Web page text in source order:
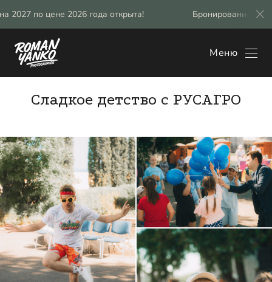
года открыта! Бронирование свадебных
Меню
Сладкое детство с РУСАГРО